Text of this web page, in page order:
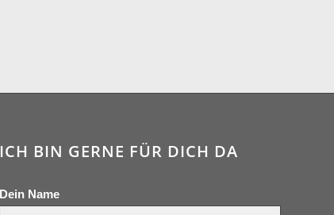
ICH BIN GERNE FÜR DICH DA
Dein Name